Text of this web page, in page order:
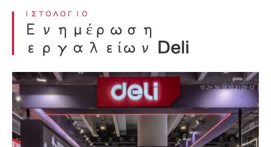
ΙΣΤΟΛΌΓΙΟ
Ενημέρωση
εργαλείων Deli